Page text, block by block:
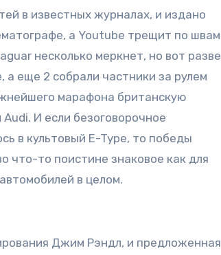
в известных журналах, и издано
а Youtube трещит по швам
несколько меркнет, но вот разве
а еще 2 собрали частники за рулем
марафона британскую
И если безоговорочное
в культовый E-Type, то победы
что-то поистине знаковое как для
в целом.
Джим Рэндл, и предложенная